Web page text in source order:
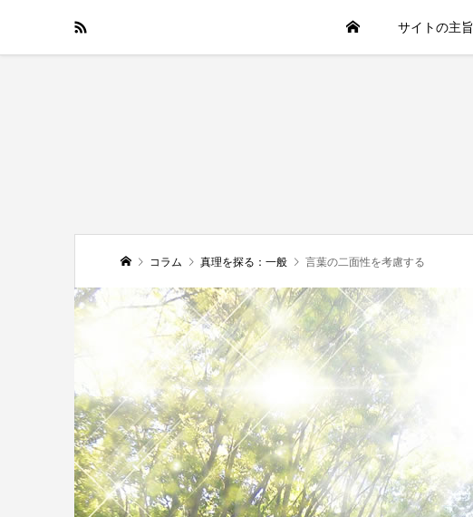
HOME サイトの主旨
コラム 真理を探る：一般 言葉の二面性を考慮する